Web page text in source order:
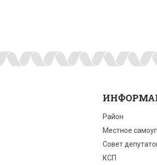
Район
Местное
Совет
КСП